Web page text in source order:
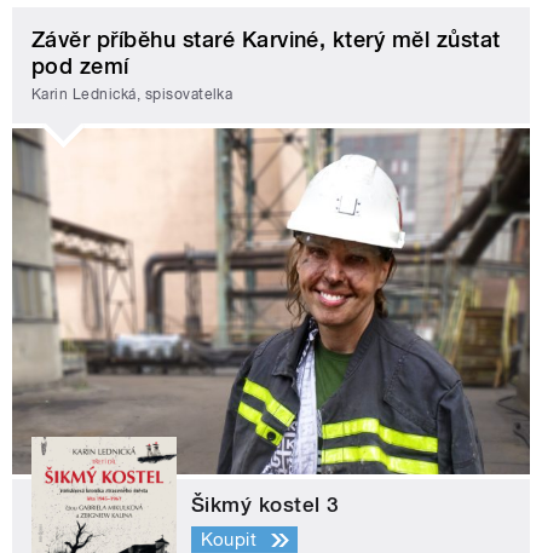
Závěr příběhu staré Karviné, který měl zůstat
pod zemí
Karin Lednická, spisovatelka
Šikmý kostel 3
Koupit